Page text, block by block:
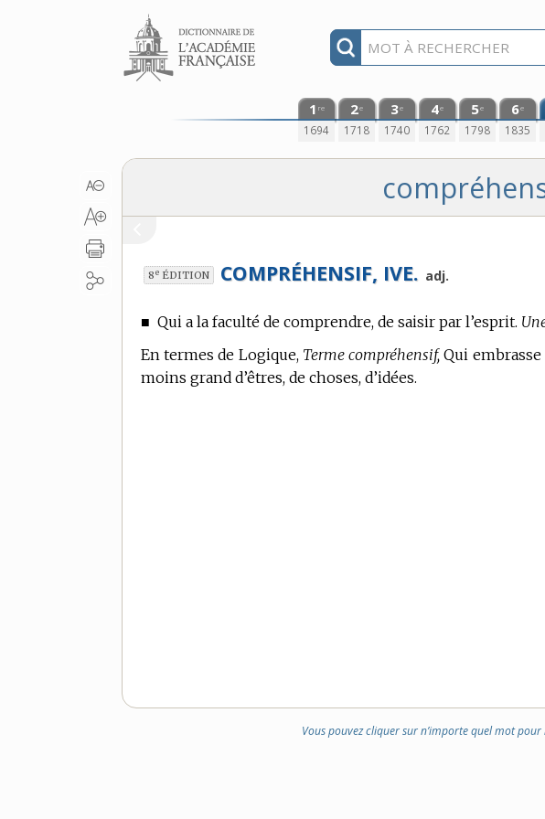
Aller au contenu
1 re
1694
2e
1718
3e
1740
4e
1762
5e
1798
6e
1835
8e ÉDITION COMPRÉHENSIF, IVE. adj.
■ Qui a la faculté de comprendre, de saisir par l’esprit.
Entermes de Logique, Terme compréhensif, Qui
moins grand d’êtres, de choses, d’idées.
Vous pouvez cliquer sur n’importe quel mot